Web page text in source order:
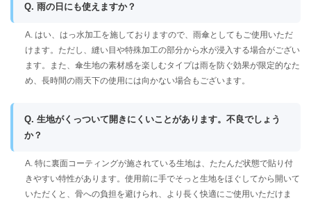
Q. 雨の日にも使えますか？
A. はい、はっ水加工を施しておりますので、雨傘としてもご使用いただ
けます。ただし、縫い目や特殊加工の部分から水が浸入する場合がござい
ます。また、傘生地の素材感を楽しむタイプは雨を防ぐ効果が限定的なた
め、長時間の雨天下の使用には向かない場合もございます。
Q. 生地がくっついて開きにくいことがあります。不良でしょう
か？
A. 特に裏面コーティングが施されている生地は、たたんだ状態で貼り付
きやすい特性があります。使用前に手でそっと生地をほぐしてから開いて
いただくと、骨への負担を避けられ、より長く快適にご使用いただけま